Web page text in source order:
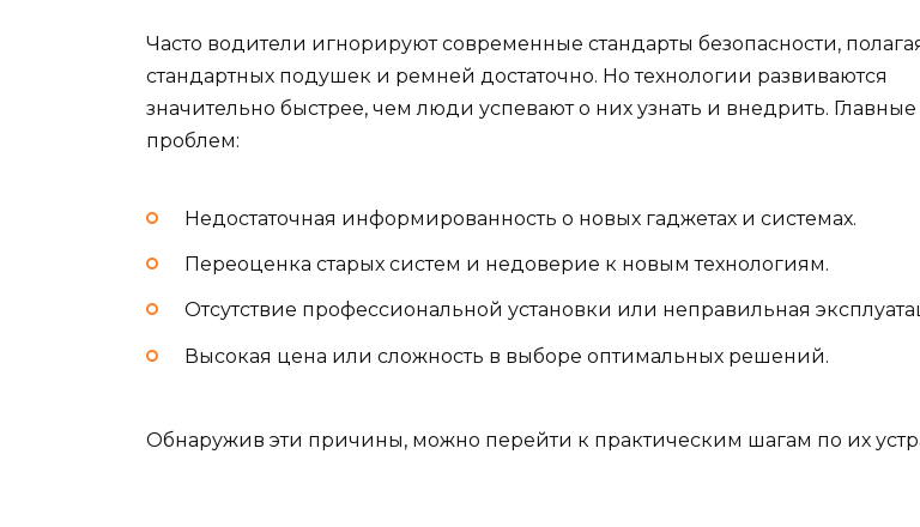
Часто водители игнорируют современные стандарты безопасности,
стандартных подушек и ремней достаточно. Но технологии развиваются
значительно быстрее, чем люди успевают о них узнать и внедрить.
проблем:
Недостаточная информированность о новых гаджетах и системах.
Переоценка старых систем и недоверие к новым технологиям.
Отсутствие профессиональной установки или неправильная
Высокая цена или сложность в выборе оптимальных решений.
Обнаружив эти причины, можно перейти к практическим шагам по их